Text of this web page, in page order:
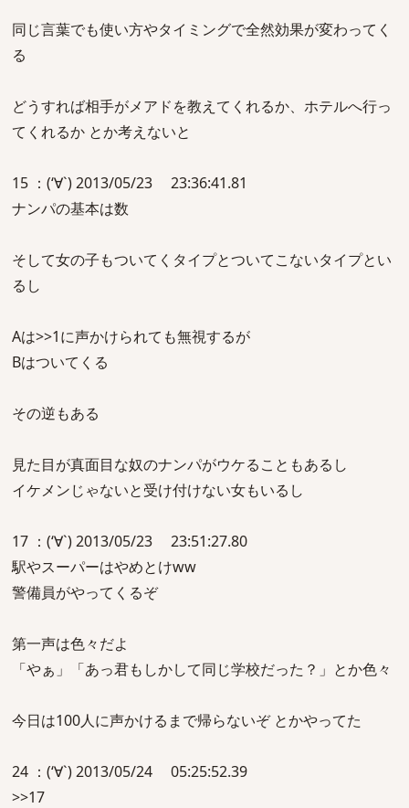
同じ言葉でも使い方やタイミングで全然効果が変わってく
る
どうすれば相手がメアドを教えてくれるか、ホテルへ行っ
てくれるか とか考えないと
15 ：(‘∀`) 2013/05/23 23:36:41.81
ナンパの基本は数
そして女の子もついてくタイプとついてこないタイプとい
るし
Aは>>1に声かけられても無視するが
Bはついてくる
その逆もある
見た目が真面目な奴のナンパがウケることもあるし
イケメンじゃないと受け付けない女もいるし
17 ：(‘∀`) 2013/05/23 23:51:27.80
駅やスーパーはやめとけww
警備員がやってくるぞ
第一声は色々だよ
「やぁ」「あっ君もしかして同じ学校だった？」とか色々
今日は100人に声かけるまで帰らないぞ とかやってた
24 ：(‘∀`) 2013/05/24 05:25:52.39
>>17